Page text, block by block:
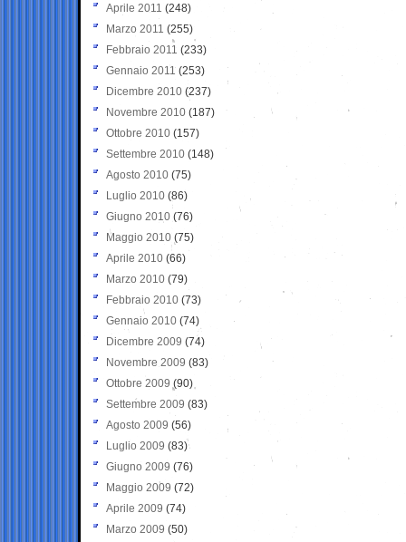
Aprile 2011 (248)
Marzo 2011 (255)
Febbraio 2011 (233)
Gennaio 2011 (253)
Dicembre 2010 (237)
Novembre 2010 (187)
Ottobre 2010 (157)
Settembre 2010 (148)
Agosto 2010 (75)
Luglio 2010 (86)
Giugno 2010 (76)
Maggio 2010 (75)
Aprile 2010 (66)
Marzo 2010 (79)
Febbraio 2010 (73)
Gennaio 2010 (74)
Dicembre 2009 (74)
Novembre 2009 (83)
Ottobre 2009 (90)
Settembre 2009 (83)
Agosto 2009 (56)
Luglio 2009 (83)
Giugno 2009 (76)
Maggio 2009 (72)
Aprile 2009 (74)
Marzo 2009 (50)